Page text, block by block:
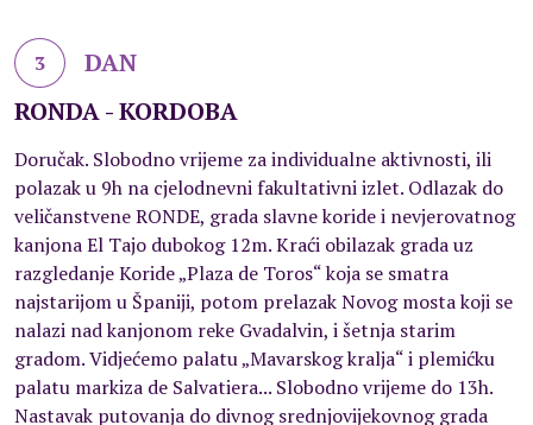
3
DAN
RONDA - KORDOBA
Doručak. Slobodno vrijeme za individualne aktivnosti, ili
polazak u 9h na cjelodnevni fakultativni izlet. Odlazak do
veličanstvene RONDE, grada slavne koride i nevjerovatnog
kanjona El Tajo dubokog 12m. Kraći obilazak grada uz
razgledanje Koride „Plaza de Toros“ koja se smatra
najstarijom u Španiji, potom prelazak Novog mosta koji se
nalazi nad kanjonom reke Gvadalvin, i šetnja starim
gradom. Vidjećemo palatu „Mavarskog kralja“ i plemićku
palatu markiza de Salvatiera... Slobodno vrijeme do 13h.
Nastavak putovanja do divnog srednjovijekovnog grada